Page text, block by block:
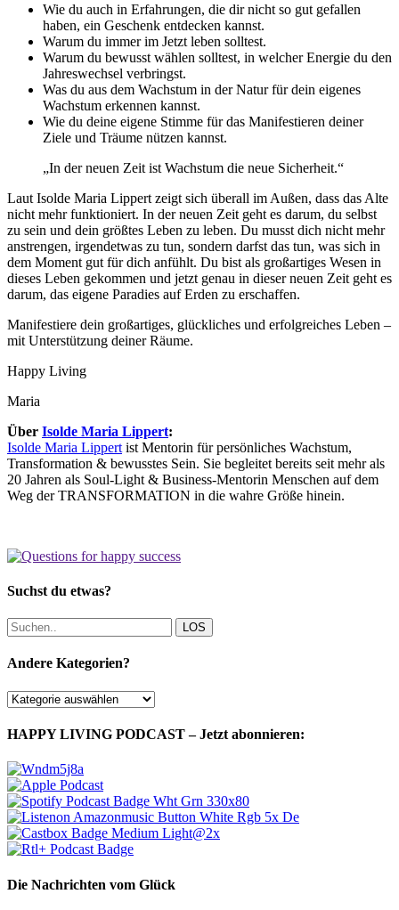
Wie du auch in Erfahrungen, die dir nicht so gut gefallen
haben, ein Geschenk entdecken kannst.
Warum du immer im Jetzt leben solltest.
Warum du bewusst wählen solltest, in welcher Energie du den
Jahreswechsel verbringst.
Was du aus dem Wachstum in der Natur für dein eigenes
Wachstum erkennen kannst.
Wie du deine eigene Stimme für das Manifestieren deiner
Ziele und Träume nützen kannst.
„In der neuen Zeit ist Wachstum die neue Sicherheit.“
Laut Isolde Maria Lippert zeigt sich überall im Außen, dass das Alte
nicht mehr funktioniert. In der neuen Zeit geht es darum, du selbst
zu sein und dein größtes Leben zu leben. Du musst dich nicht mehr
anstrengen, irgendetwas zu tun, sondern darfst das tun, was sich in
dem Moment gut für dich anfühlt. Du bist als großartiges Wesen in
dieses Leben gekommen und jetzt genau in dieser neuen Zeit geht es
darum, das eigene Paradies auf Erden zu erschaffen.
Manifestiere dein großartiges, glückliches und erfolgreiches Leben –
mit Unterstützung deiner Räume.
Happy Living
Maria
Über Isolde Maria Lippert:
Isolde Maria Lippert ist Mentorin für persönliches Wachstum,
Transformation & bewusstes Sein. Sie begleitet bereits seit mehr als
20 Jahren als Soul-Light & Business-Mentorin Menschen auf dem
Weg der TRANSFORMATION in die wahre Größe hinein.
Suchst du etwas?
LOS
Andere Kategorien?
Andere
HAPPY LIVING PODCAST – Jetzt abonnieren:
Die Nachrichten vom Glück